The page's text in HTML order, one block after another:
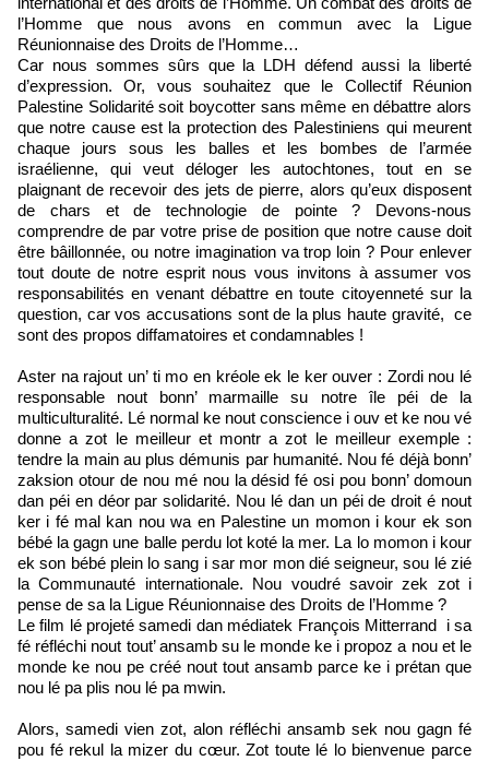
l’Homme que nous avons en commun avec la Ligue
Réunionnaise des Droits de l’Homme…
Car nous sommes sûrs que la LDH défend aussi la liberté
d’expression. Or, vous souhaitez que le Collectif Réunion
Palestine Solidarité soit boycotter sans même en débattre alors
que notre cause est la protection des Palestiniens qui meurent
chaque jours sous les balles et les bombes de l’armée
israélienne, qui veut déloger les autochtones, tout en se
plaignant de recevoir des jets de pierre, alors qu’eux disposent
de chars et de technologie de pointe ? Devons-nous
comprendre de par votre prise de position que notre cause doit
être bâillonnée, ou notre imagination va trop loin ? Pour enlever
tout doute de notre esprit nous vous invitons à assumer vos
responsabilités en venant débattre en toute citoyenneté sur la
question, car vos accusations sont de la plus haute gravité, ce
sont des propos diffamatoires et condamnables !
Aster na rajout un’ ti mo en kréole ek le ker ouver : Zordi nou lé
responsable nout bonn’ marmaille su notre île péi de la
multiculturalité. Lé normal ke nout conscience i ouv et ke nou vé
donne a zot le meilleur et montr a zot le meilleur exemple :
tendre la main au plus démunis par humanité. Nou fé déjà bonn’
zaksion otour de nou mé nou la désid fé osi pou bonn’ domoun
dan péi en déor par solidarité. Nou lé dan un péi de droit é nout
ker i fé mal kan nou wa en Palestine un momon i kour ek son
bébé la gagn une balle perdu lot koté la mer. La lo momon i kour
ek son bébé plein lo sang i sar mor mon dié seigneur, sou lé zié
la Communauté internationale. Nou voudré savoir zek zot i
pense de sa la Ligue Réunionnaise des Droits de l’Homme ?
Le film lé projeté samedi dan médiatek François Mitterrand i sa
fé réfléchi nout tout’ ansamb su le monde ke i propoz a nou et le
monde ke nou pe créé nout tout ansamb parce ke i prétan que
nou lé pa plis nou lé pa mwin.
Alors, samedi vien zot, alon réfléchi ansamb sek nou gagn fé
pou fé rekul la mizer du cœur. Zot toute lé lo bienvenue parce